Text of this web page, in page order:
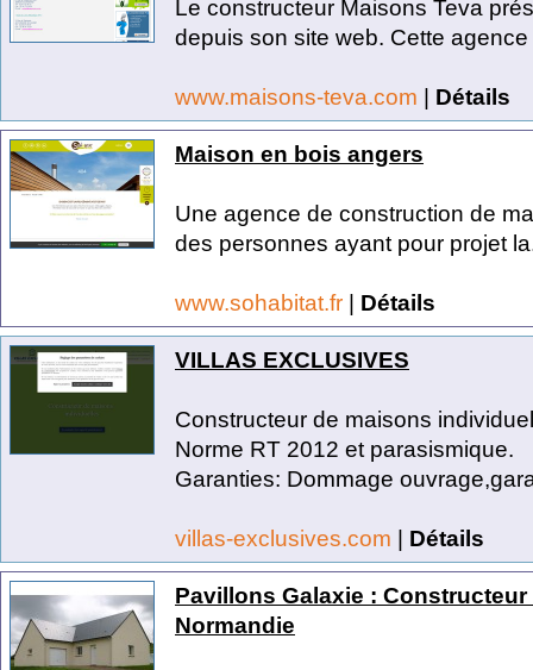
Le constructeur Maisons Teva
depuis son site web. Cette agence
www.maisons-teva.com | Détails
Maison en bois angers
Une agence de construction de
des personnes ayant pour projet
www.sohabitat.fr | Détails
VILLAS EXCLUSIVES
Constructeur de maisons
Norme RT 2012 et parasismique.
Garanties: Dommage
villas-exclusives.com | Détails
Pavillons Galaxie :
Normandie